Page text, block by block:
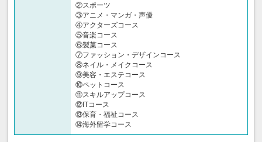
②スポーツ
③アニメ・マンガ・声優
④アクターズコース
⑤音楽コース
⑥製菓コース
⑦ファッション・デザインコース
⑧ネイル・メイクコース
⑨美容・エステコース
⑩ペットコース
⑪スキルアップコース
⑫ITコース
⑬保育・福祉コース
⑭海外留学コース